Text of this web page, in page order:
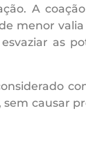
A
menor
as
causar